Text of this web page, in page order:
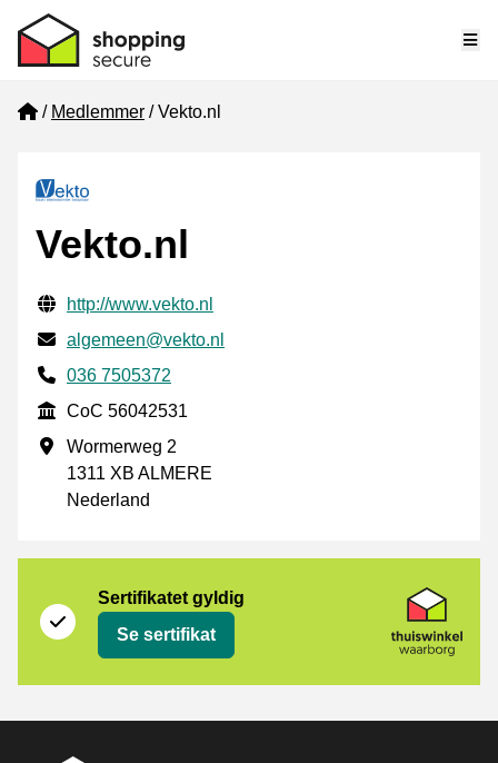
Home
Medlemmer Vekto.nl
Vekto.nl
Verifisert kontaktinformasjon
Website URL
http://www.vekto.nl
E-post
algemeen@vekto.nl
Phone number
036 7505372
CoC
CoC 56042531
Forretningsadresse
Wormerweg 2
1311 XB ALMERE
Nederland
Sertifikatet gyldig
Se sertifikat